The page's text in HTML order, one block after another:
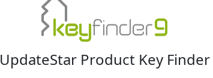
UpdateStar Product Key Finder